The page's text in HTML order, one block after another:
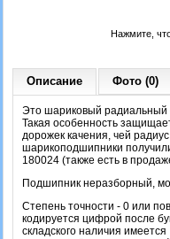
Нажмите,
Описание Фото (0)
Это шариковый радиальный
Такая особенность
дорожек качения, чей
шарикоподшипники
180024 (также есть в
Подшипник неразборный,
Степень точности - 0 или
кодируется цифрой после
складского наличия